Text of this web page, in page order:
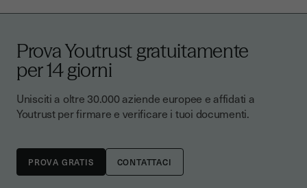
Prova Youtrust gratuitamente
per 14 giorni
Unisciti a oltre 30.000 aziende europee e affidati a
Youtrust per firmare e verificare i tuoi documenti.
CONTATTACI